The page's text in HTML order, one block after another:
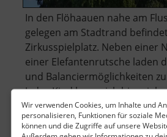
Wir verwenden Cookies, um Inhalte und
personalisieren, Funktionen für soziale
können und die Zugriffe auf unsere
In den Flöhaauen nahe am
gelegen am Stadtrand
Zirkusspielplatz. Neben einer
einer Elefantenrutsche laden
und Balanciermöglichkeiten
Jedes Kind kann sich hier
Zirkusartist fühlen! Bänke im
weiterlesenüber